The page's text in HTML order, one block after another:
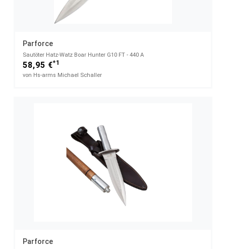
Parforce
Sautöter Hatz-Watz Boar Hunter G10 FT - 440 A
58,95 €*1
von Hs-arms Michael Schaller
Parforce